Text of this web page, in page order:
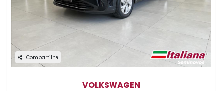
Compartilhe
VOLKSWAGEN